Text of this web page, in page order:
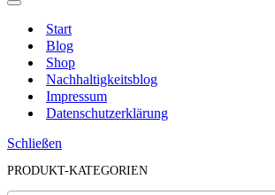
Navigationsmenü
Start
Blog
Shop
Nachhaltigkeitsblog
Impressum
Datenschutzerklärung
Schließen
PRODUKT-KATEGORIEN